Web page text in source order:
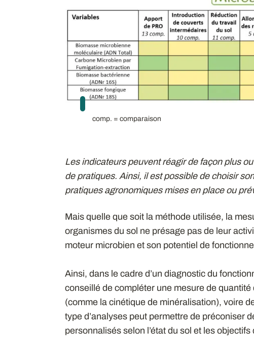
comp. = comparaison
Les indicateurs peuvent réagir de façon plus
de pratiques. Ainsi, il est possible de choisir
pratiques agronomiques mises en place ou
Mais quelle que soit la méthode utilisée, la
organismes du sol ne présage pas de leur
moteur microbien et son potentiel de
Ainsi, dans le cadre d’un diagnostic du
conseillé de compléter une mesure de quantité
(comme la cinétique de minéralisation), voire
type d’analyses peut permettre de préconiser
personnalisés selon l’état du sol et les objectifs